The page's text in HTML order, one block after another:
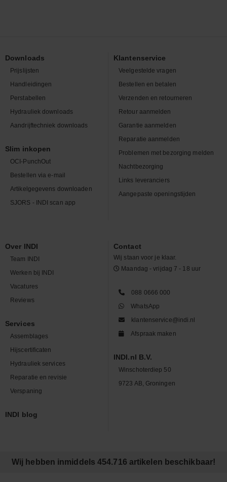
Downloads
Prijslijsten
Handleidingen
Perstabellen
Hydrauliek downloads
Aandrijftechniek downloads
Slim inkopen
OCI-PunchOut
Bestellen via e-mail
Artikelgegevens downloaden
SJORS - INDI scan app
Klantenservice
Veelgestelde vragen
Bestellen en betalen
Verzenden en retourneren
Retour aanmelden
Garantie aanmelden
Reparatie aanmelden
Problemen met bezorging melden
Nachtbezorging
Links leveranciers
Aangepaste openingstijden
Over INDI
Team INDI
Werken bij INDI
Vacatures
Reviews
Services
Assemblages
Hijscertificaten
Hydrauliek services
Reparatie en revisie
Verspaning
INDI blog
Contact
Wij staan voor je klaar.
Maandag - vrijdag 7 - 18 uur
088 0666 000
WhatsApp
klantenservice@indi.nl
Afspraak maken
INDI.nl B.V.
Winschoterdiep 50
9723 AB, Groningen
Wij hebben inmiddels 454.716 artikelen beschikbaar!